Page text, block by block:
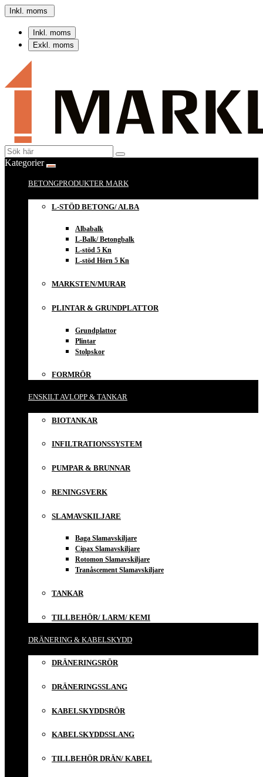
Inkl. moms
Inkl. moms
Exkl. moms
Kategorier
BETONGPRODUKTER MARK
L-STÖD BETONG/ ALBA
Albabalk
L-Balk/ Betongbalk
L-stöd 5 Kn
L-stöd Hörn 5 Kn
MARKSTEN/MURAR
PLINTAR & GRUNDPLATTOR
Grundplattor
Plintar
Stolpskor
FORMRÖR
ENSKILT AVLOPP & TANKAR
BIOTANKAR
INFILTRATIONSSYSTEM
PUMPAR & BRUNNAR
RENINGSVERK
SLAMAVSKILJARE
Baga Slamavskiljare
Cipax Slamavskiljare
Rotomon Slamavskiljare
Tranåscement Slamavskiljare
TANKAR
TILLBEHÖR/ LARM/ KEMI
DRÄNERING & KABELSKYDD
DRÄNERINGSRÖR
DRÄNERINGSSLANG
KABELSKYDDSRÖR
KABELSKYDDSSLANG
TILLBEHÖR DRÄN/ KABEL